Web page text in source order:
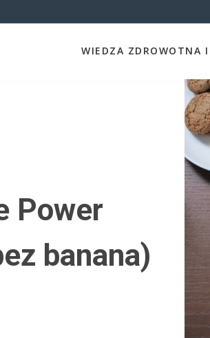
WIEDZA ZDROWOTNA
Power
banana)